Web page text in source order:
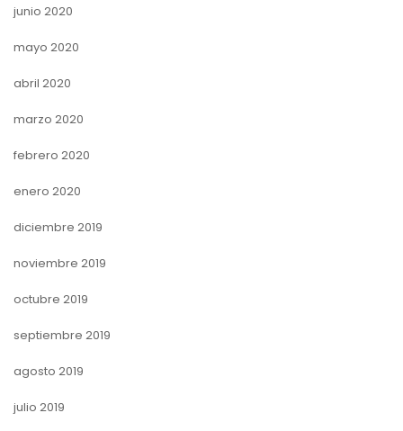
junio 2020
mayo 2020
abril 2020
marzo 2020
febrero 2020
enero 2020
diciembre 2019
noviembre 2019
octubre 2019
septiembre 2019
agosto 2019
julio 2019